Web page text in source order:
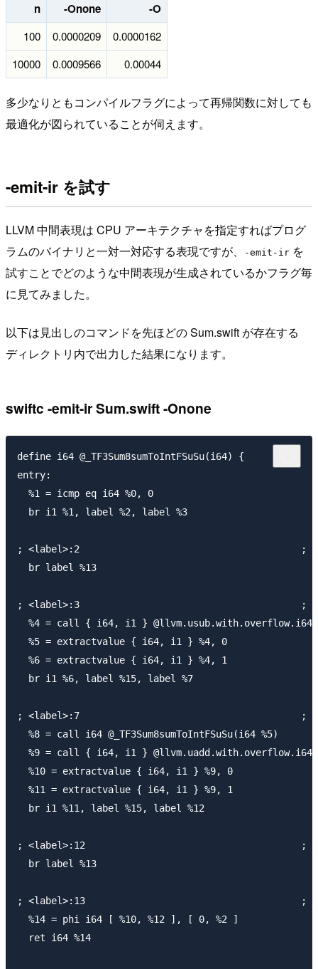
n -Onone -O
100 0.0000209
0.0000162
10000
0.0009566 0.00044
多少なりともコンパイルフラグによって再帰関数に対しても
最適化が図られていることが伺えます。
-emit-ir を試す
LLVM 中間表現は CPU アーキテクチャを指定すればプログ
ラムのバイナリと一対一対応する表現ですが、
-emit-ir を
試すことでどのような中間表現が生成されているかフラグ毎
に見てみました。
以下は見出しのコマンドを先ほどの Sum.swift が存在する
ディレクトリ内で出力した結果になります。
swiftc -emit-ir Sum.swift -Onone
define i64 @_TF3Sum8sumToIntFSuSu(i64) {
entry:
  %1 = icmp eq i64 %0, 0
  br i1 %1, label %2, label %3
; <label>:2                                       ;
  br label %13
; <label>:3                                       ;
%4 = call { i64, i1 }
  %5 = extractvalue { i64, i1 } %4, 0
  %6 = extractvalue { i64, i1 } %4, 1
  br i1 %6, label %15, label %7
; <label>:7                                       ;
  %8 = call i64 @_TF3Sum8sumToIntFSuSu(i64 %5)
%9 = call { i64, i1 }
  %10 = extractvalue { i64, i1 } %9, 0
  %11 = extractvalue { i64, i1 } %9, 1
  br i1 %11, label %15, label %12
; <label>:12                                      ;
  br label %13
; <label>:13                                      ;
  %14 = phi i64 [ %10, %12 ], [ 0, %2 ]
  ret i64 %14